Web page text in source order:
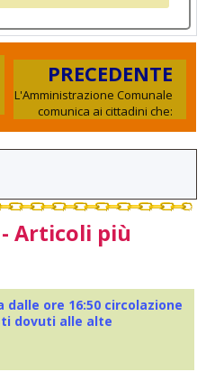
PRECEDENTE
L'Amministrazione Comunale
comunica ai cittadini che:
Articoli più
ore 16:50 circolazione
dovuti alle alte